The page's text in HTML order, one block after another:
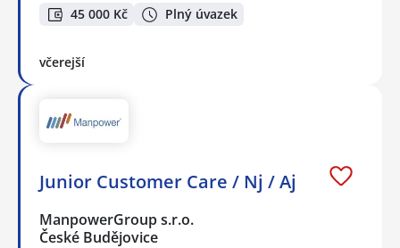
45 000 Kč Plný úvazek
včerejší
Junior Customer Care / Nj / Aj
ManpowerGroup s.r.o.
České Budějovice